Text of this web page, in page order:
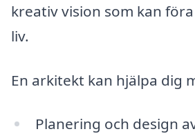
kreativ vision som kan
liv.
En arkitekt kan hjälpa dig
Planering och design